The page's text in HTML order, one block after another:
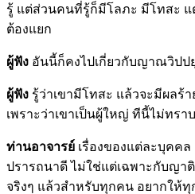
รู้ แต่ส่วนคนที่รู้ก็มีโลภะ มีโทสะ แ
ต้องแยก
ผู้ฟัง อันนี้ก็คงไปเกี่ยวกับญาณวิป
ผู้ฟัง รู้ว่าเขามีโทสะ แล้วจะมีผลร้
เพราะว่าเขาเป็นผู้ใหญ่ ทีนี้ไม่ทรา
ท่านอาจารย์ เรื่องของแต่ละบุคค
ปรารถนาดี ไม่ใช่แต่เฉพาะกับญา
จริงๆ แล้วสำหรับทุกคน อยากให้